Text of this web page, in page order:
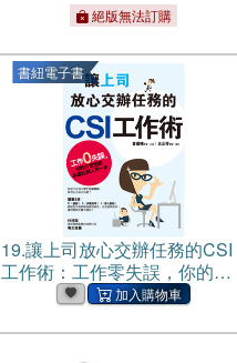
絕版無法訂購
書紐電子書
19.讓上司放心交辦任務的CSI
工作術：工作零失誤，你的升
官加薪永遠比別人早一步(電子